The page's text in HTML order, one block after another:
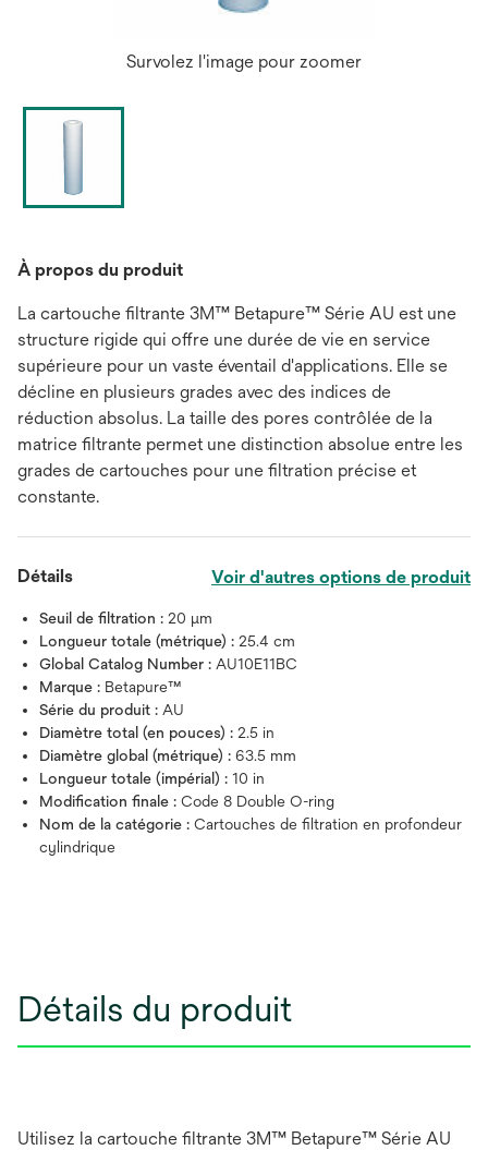
Survolez l'image pour zoomer
À propos du produit
La cartouche filtrante 3M™ Betapure™ Série AU est une
structure rigide qui offre une durée de vie en service
supérieure pour un vaste éventail d'applications. Elle se
décline en plusieurs grades avec des indices de
réduction absolus. La taille des pores contrôlée de la
matrice filtrante permet une distinction absolue entre les
grades de cartouches pour une filtration précise et
constante.
Détails Voir d'autres options de produit
Seuil de filtration : 20 μm
Longueur totale (métrique) : 25.4 cm
Global Catalog Number : AU10E11BC
Marque : Betapure™
Série du produit : AU
Diamètre total (en pouces) : 2.5 in
Diamètre global (métrique) : 63.5 mm
Longueur totale (impérial) : 10 in
Modification finale : Code 8 Double O-ring
Nom de la catégorie : Cartouches de filtration en profondeur
cylindrique
Détails du produit
Utilisez la cartouche filtrante 3M™ Betapure™ Série AU